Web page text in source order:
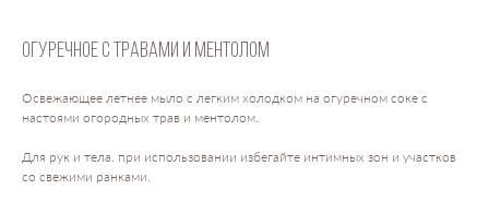
огуречное с травами и ментолом
Освежающее летнее мыло с легким холодком на огуречном соке с
настоями огородных трав и ментолом.
Для рук и тела. при использовании избегайте интимных зон и участков
со свежими ранками.